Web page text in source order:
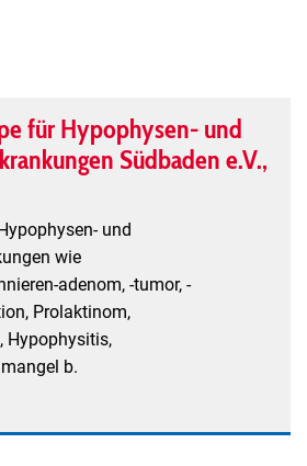
für Hypophysen- und
Südbaden e.V.,
und
wie
adenom, -tumor, -
Prolaktinom,
Hypophysitis,
b.